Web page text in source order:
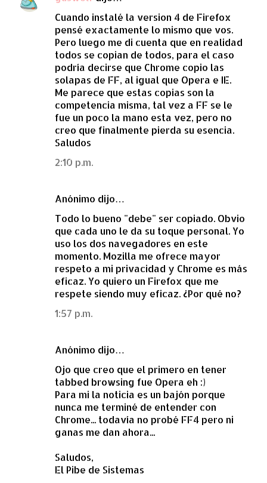
C
Cuando instalé la version 4 de Firefox
pensé exactamente lo mismo que vos.
Pero luego me di cuenta que en realidad
todos se copian de todos, para el caso
podría decirse que Chrome copio las
solapas de FF, al igual que Opera e IE.
Me parece que estas copias son la
competencia misma, tal vez a FF se le
fue un poco la mano esta vez, pero no
creo que finalmente pierda su esencia.
Saludos
2:10 p.m.
Anónimo dijo…
Todo lo bueno "debe" ser copiado. Obvio
que cada uno le da su toque personal. Yo
uso los dos navegadores en este
momento. Mozilla me ofrece mayor
respeto a mi privacidad y Chrome es más
eficaz. Yo quiero un Firefox que me
respete siendo muy eficaz. ¿Por qué no?
1:57 p.m.
Anónimo dijo…
Ojo que creo que el primero en tener
tabbed browsing fue Opera eh :)
Para mi la noticia es un bajón porque
nunca me terminé de entender con
Chrome... todavía no probé FF4 pero ni
ganas me dan ahora...
Saludos,
El Pibe de Sistemas